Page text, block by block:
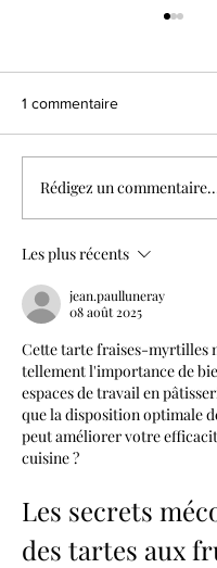
Tarte moka
1 commentaire
Rédigez un
Les plus récents
jean.paulluneray
08 août 2025
Cette tarte fraises-myrtilles
tellement l'importance de
espaces de travail en
que la disposition optimale
peut améliorer votre
cuisine ?
Les secrets
des tartes aux